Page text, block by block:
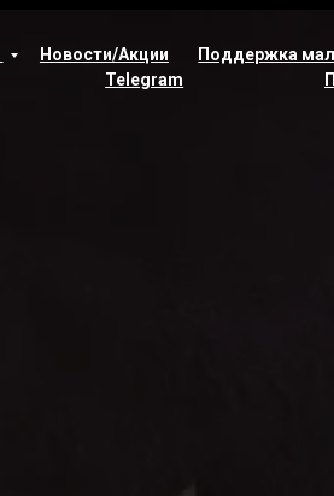
Новости/Акции Поддержка
Telegram